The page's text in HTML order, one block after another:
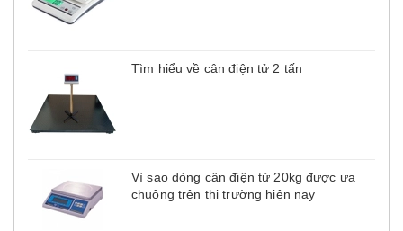
Tìm hiểu về cân điện tử 2 tấn
Vì sao dòng cân điện tử 20kg được ưa
chuộng trên thị trường hiện nay